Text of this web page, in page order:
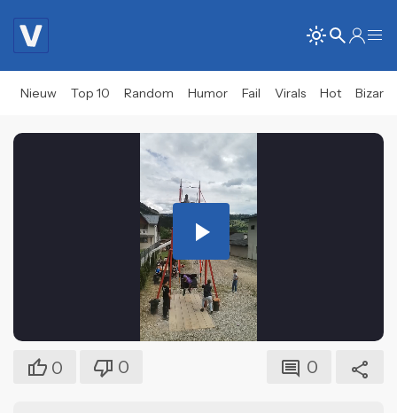
Nieuw Top 10 Random Humor Fail Virals Hot Bizar
Play
Video
0 0 0